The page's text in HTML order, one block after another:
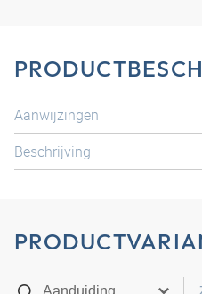
Aanwijzingen
Beschrijving